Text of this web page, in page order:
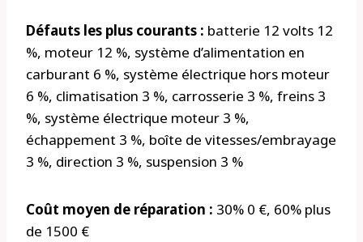
Défauts les plus courants : batterie 12 volts 12
%, moteur 12 %, système d’alimentation en
carburant 6 %, système électrique hors moteur
6 %, climatisation 3 %, carrosserie 3 %, freins 3
%, système électrique moteur 3 %,
échappement 3 %, boîte de vitesses/embrayage
3 %, direction 3 %, suspension 3 %
Coût moyen de réparation : 30% 0 €, 60% plus
de 1500 €